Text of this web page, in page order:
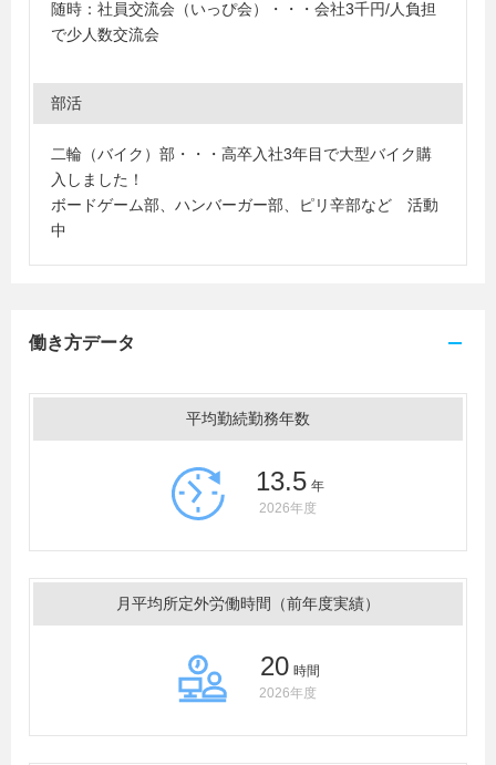
随時：社員交流会（いっぴ会）・・・会社3千円/人負担
で少人数交流会
部活
二輪（バイク）部・・・高卒入社3年目で大型バイク購
入しました！
ボードゲーム部、ハンバーガー部、ピリ辛部など 活動
中
働き方データ
平均勤続勤務年数
13.5 年
2026年度
月平均所定外労働時間（前年度実績）
20 時間
2026年度